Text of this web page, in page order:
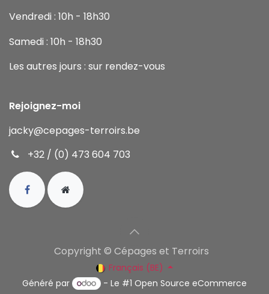
Vendredi : 10h - 18h30
Samedi : 10h - 18h30
Les autres jours : sur rendez-vous
Rejoignez-moi
jacky@cepages-terroirs.be
+32 / (0) 473 604 703
Copyright © Cépages et Terroirs
Français (BE)
Généré par
- Le #1Open Source eCommerce